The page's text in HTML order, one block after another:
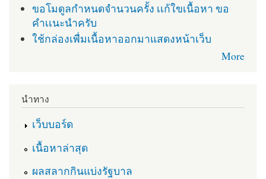
ขอโมดูลกำหนดจำนวนครั้ง เเก้ใขเนื้อหา ขอ
คำเเนะนำครับ
ใช้กล่องเพื่มเนื้อหาออกมาแสดงหน้าเว็บ
More
นำทาง
เว็บบอร์ด
เนื้อหาล่าสุด
ผลสลากกินแบ่งรัฐบาล